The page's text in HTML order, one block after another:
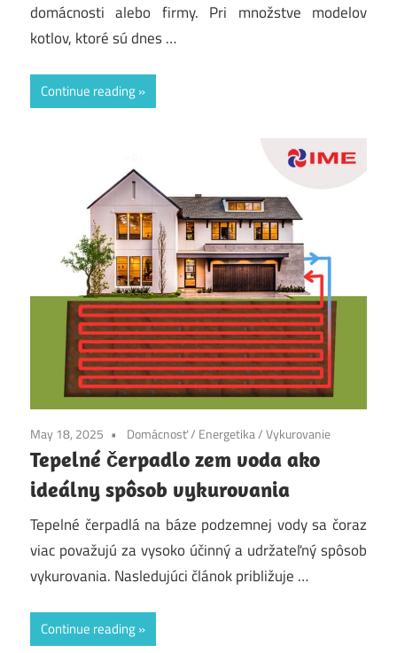
domácnosti alebo firmy. Pri množstve modelov
kotlov, ktoré sú dnes …
Continue reading
May 18, 2025 Domácnosť/ Energetika/Vykurovanie
Tepelné čerpadlo zem voda ako
ideálny spôsob vykurovania
Tepelné čerpadlá na báze podzemnej vody sa čoraz
viac považujú za vysoko účinný a udržateľný spôsob
vykurovania. Nasledujúci článok približuje …
Continue reading